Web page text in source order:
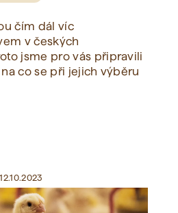
čím dál víc
v českých
jsme pro vás připravili
co se při jejich výběru